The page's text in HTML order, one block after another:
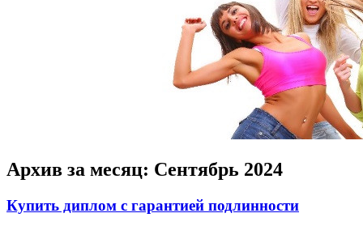
Архив за месяц: Сентябрь 2024
Купить диплом с гарантией подлинности